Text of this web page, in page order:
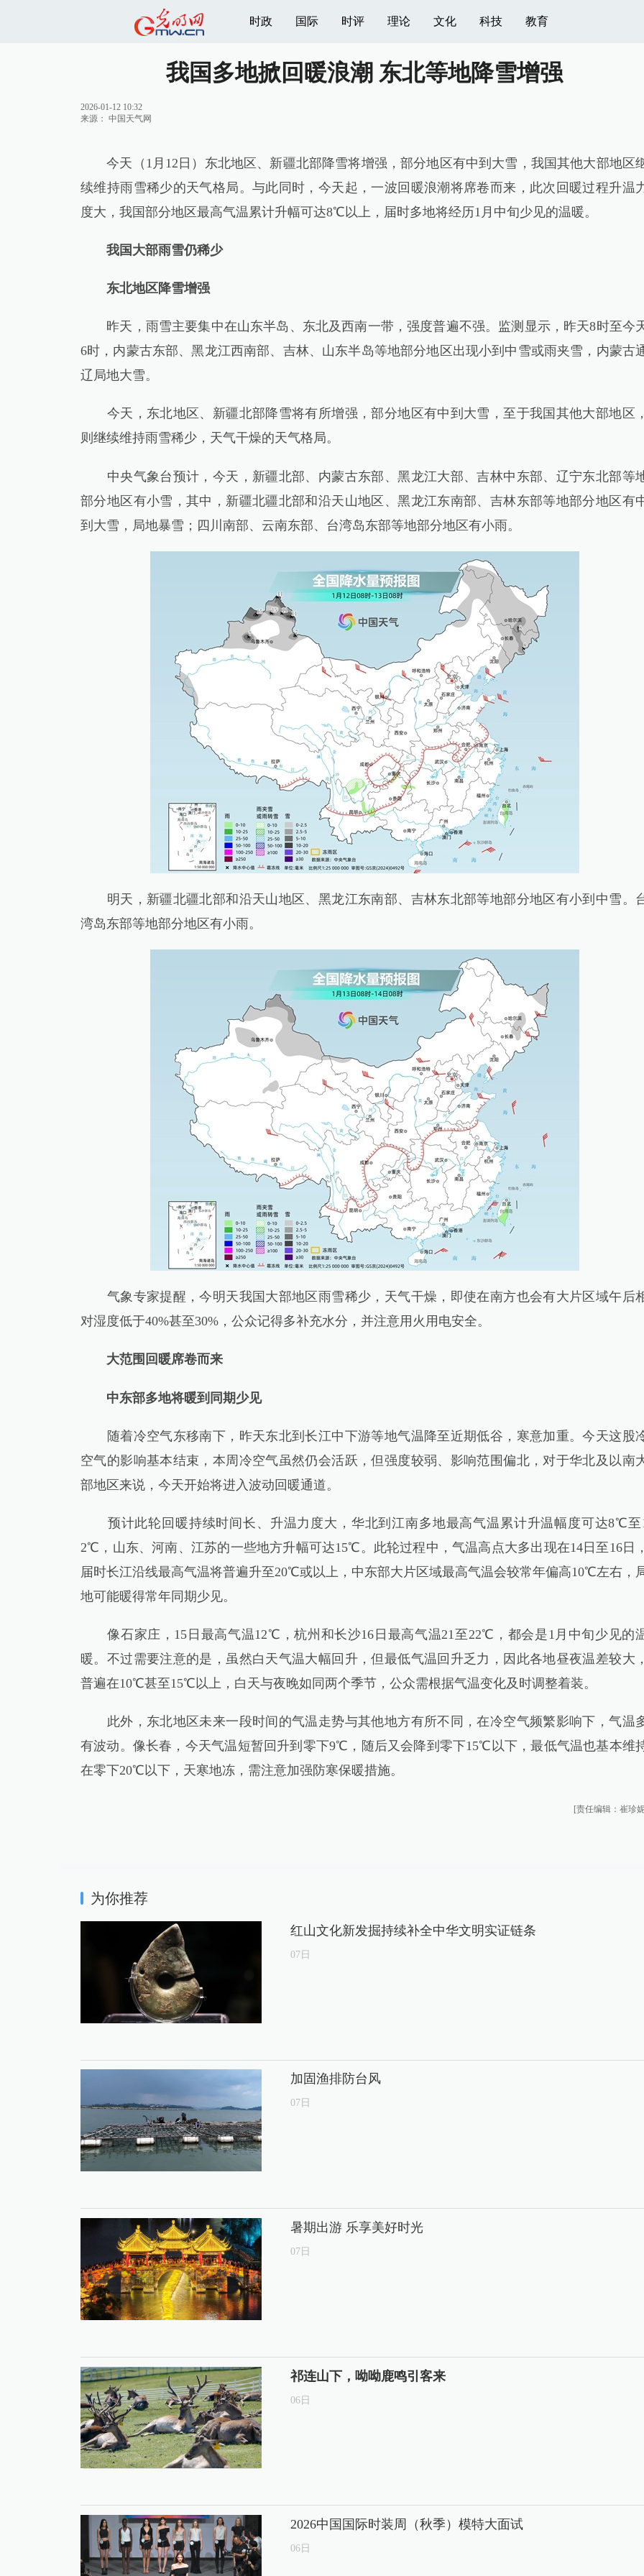
时政 国际 时评 理论 文化 科技 教育
我国多地掀回暖浪潮 东北等地降雪增强
2026-01-12 10:32
来源： 中国天气网
今天（1月12日）东北地区、新疆北部降雪将增强，部分地区有中到大雪，我国其他大部地区
续维持雨雪稀少的天气格局。与此同时，今天起，一波回暖浪潮将席卷而来，此次回暖过程升温
度大，我国部分地区最高气温累计升幅可达8℃以上，届时多地将经历1月中旬少见的温暖。
我国大部雨雪仍稀少
东北地区降雪增强
昨天，雨雪主要集中在山东半岛、东北及西南一带，强度普遍不强。监测显示，昨天8时至今
6时，内蒙古东部、黑龙江西南部、吉林、山东半岛等地部分地区出现小到中雪或雨夹雪，内蒙古
辽局地大雪。
今天，东北地区、新疆北部降雪将有所增强，部分地区有中到大雪，至于我国其他大部地区
则继续维持雨雪稀少，天气干燥的天气格局。
中央气象台预计，今天，新疆北部、内蒙古东部、黑龙江大部、吉林中东部、辽宁东北部等
部分地区有小雪，其中，新疆北疆北部和沿天山地区、黑龙江东南部、吉林东部等地部分地区有
到大雪，局地暴雪；四川南部、云南东部、台湾岛东部等地部分地区有小雨。
明天，新疆北疆北部和沿天山地区、黑龙江东南部、吉林东北部等地部分地区有小到中雪。
湾岛东部等地部分地区有小雨。
气象专家提醒，今明天我国大部地区雨雪稀少，天气干燥，即使在南方也会有大片区域午后
对湿度低于40%甚至30%，公众记得多补充水分，并注意用火用电安全。
大范围回暖席卷而来
中东部多地将暖到同期少见
随着冷空气东移南下，昨天东北到长江中下游等地气温降至近期低谷，寒意加重。今天这股
空气的影响基本结束，本周冷空气虽然仍会活跃，但强度较弱、影响范围偏北，对于华北及以南
部地区来说，今天开始将进入波动回暖通道。
预计此轮回暖持续时间长、升温力度大，华北到江南多地最高气温累计升温幅度可达8℃至
2℃，山东、河南、江苏的一些地方升幅可达15℃。此轮过程中，气温高点大多出现在14日至16日
届时长江沿线最高气温将普遍升至20℃或以上，中东部大片区域最高气温会较常年偏高10℃左右，
地可能暖得常年同期少见。
像石家庄，15日最高气温12℃，杭州和长沙16日最高气温21至22℃，都会是1月中旬少见的
暖。不过需要注意的是，虽然白天气温大幅回升，但最低气温回升乏力，因此各地昼夜温差较大
普遍在10℃甚至15℃以上，白天与夜晚如同两个季节，公众需根据气温变化及时调整着装。
此外，东北地区未来一段时间的气温走势与其他地方有所不同，在冷空气频繁影响下，气温
有波动。像长春，今天气温短暂回升到零下9℃，随后又会降到零下15℃以下，最低气温也基本维
在零下20℃以下，天寒地冻，需注意加强防寒保暖措施。
[责任编辑：崔珍
为你推荐
红山文化新发掘持续补全中华文明实证链条
07日
加固渔排防台风
07日
暑期出游 乐享美好时光
07日
祁连山下，呦呦鹿鸣引客来
06日
2026中国国际时装周（秋季）模特大面试
06日